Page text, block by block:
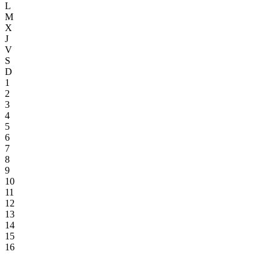
L
M
X
J
V
S
D
1
2
3
4
5
6
7
8
9
10
11
12
13
14
15
16